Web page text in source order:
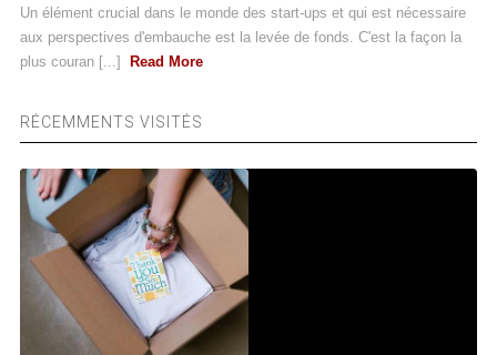
Un élément crucial dans le monde des start-ups et qui est nécessaire
aux perspectives d'embauche est la levée de fonds. C'est la façon la
plus couran [...] Read More
RÉCEMMENTS VISITÉS